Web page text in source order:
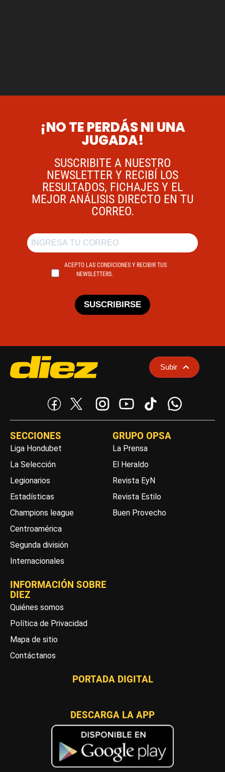
¡NO TE PERDÁS NI UNA
JUGADA!
SUSCRIBITE A NUESTRO
NEWSLETTER Y RECIBÍ LOS
RESULTADOS, FICHAJES Y EL
MEJOR ANÁLISIS DIRECTO EN TU
CORREO.
ACEPTO LAS CONDICIONES Y RECIBIR TUS
NEWSLETTERS.
SUSCRIBIRSE
Subir
SECCIONES
Liga Hondubet
La Selección
Legionarios
Estadísticas
Champions league
Centroamérica
Segunda división
Internacionales
GRUPO OPSA
La Prensa
El Heraldo
Revista EyN
Revista Estilo
Buen Provecho
INFORMACIÓN SOBRE
DIEZ
Quiénes somos
Política de Privacidad
Mapa de sitio
Contáctanos
PORTADA DIGITAL
DESCARGA LA APP